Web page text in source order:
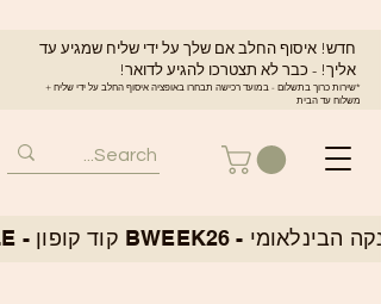
חדש! איסוף החלב אם שלך על ידי שליח שמגיע עד
אליך! - כבר לא תצטרכו להגיע לדואר!
*שירות כרוך בתשלום - במועד רכישה תבחרו באופציה איסוף החלב על ידי שליח +
משלוח עד הבית